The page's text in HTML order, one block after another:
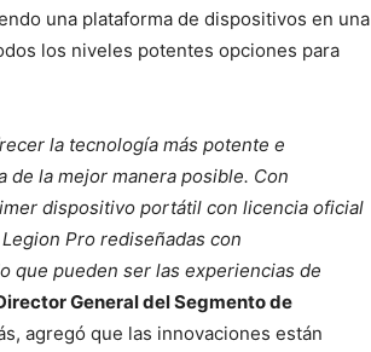
una plataforma de dispositivos en una
los niveles potentes opciones para
la tecnología más potente e
de la mejor manera posible. Con
dispositivo portátil con licencia oficial
Pro rediseñadas con
que pueden ser las experiencias de
General del Segmento de
agregó que las innovaciones están